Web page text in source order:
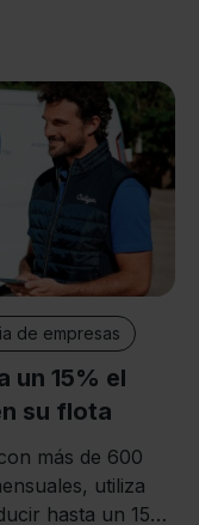
de empresas
un 15% el
su flota
más de 600
utiliza
hasta un 15%